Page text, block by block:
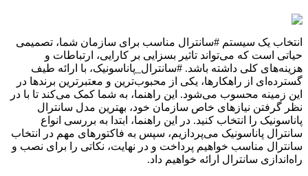
انتخاب یک سیستم #سانترال مناسب برای سازمان شما، تصمیمی
حیاتی است که می‌تواند تاثیر بسزایی بر کارایی، ارتباطات و
هزینه‌های کلی داشته باشد. #سانترال_پاناسونیک، با ارائه طیف
گسترده‌ای از راهکارها، یکی از محبوب‌ترین و معتبرترین برندها در
این زمینه محسوب می‌شود. این راهنما، به شما کمک می‌کند تا با در
نظر گرفتن نیازهای خاص سازمان خود، بهترین مدل سانترال
پاناسونیک را انتخاب کنید. در این راهنما، ابتدا به بررسی انواع
سانترال پاناسونیک می‌پردازیم، سپس به فاکتورهای مهم در انتخاب
سانترال مناسب خواهیم پرداخت و در نهایت، نکاتی را برای نصب و
راه‌اندازی سانترال ارائه خواهیم داد.